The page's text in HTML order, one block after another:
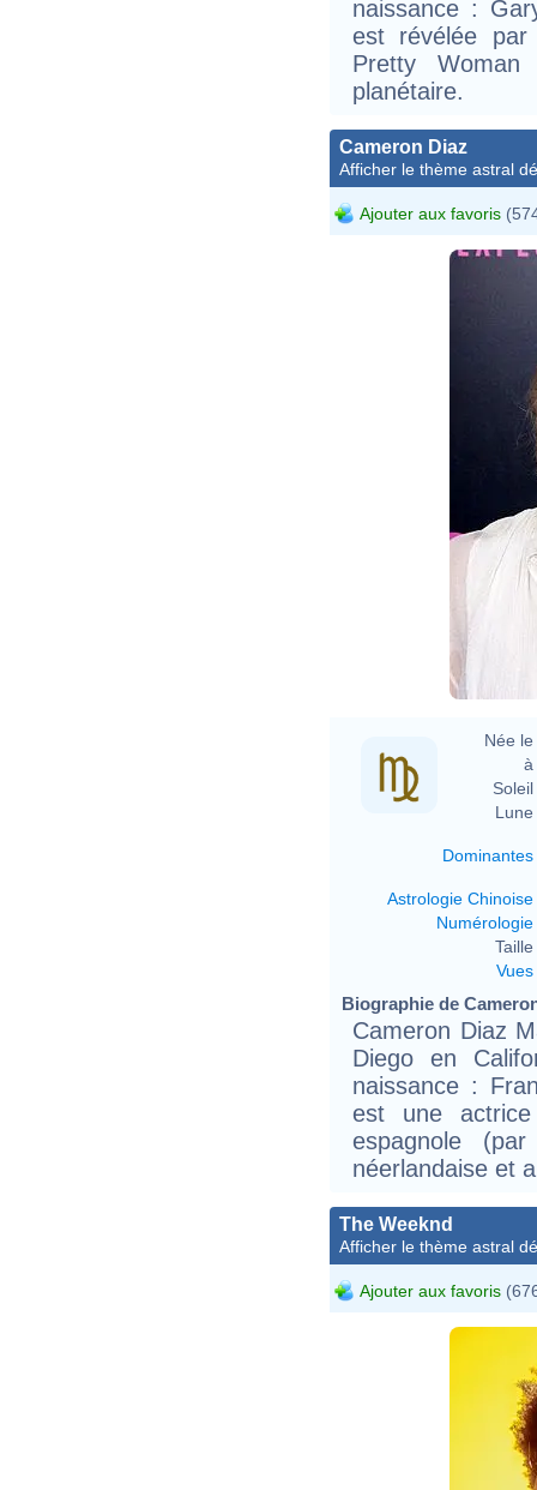
naissance :
est révélée par
Pretty
planétaire.
Cameron Diaz
Afficher le thème astral
Ajouter aux favoris
Née le
à
Soleil
Lune
Dominantes
Astrologie Chinoise
Numérologie
Taille
Vues
Biographie de
Cameron Diaz
Diego en
naissance :
est une
espagnole
néerlandaise et
The Weeknd
Afficher le thème astral
Ajouter aux favoris